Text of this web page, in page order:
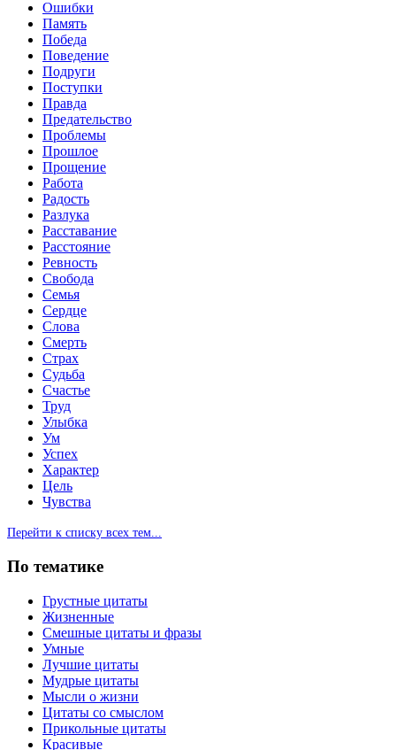
Ошибки
Память
Победа
Поведение
Подруги
Поступки
Правда
Предательство
Проблемы
Прошлое
Прощение
Работа
Радость
Разлука
Расставание
Расстояние
Ревность
Свобода
Семья
Сердце
Слова
Смерть
Страх
Судьба
Счастье
Труд
Улыбка
Ум
Успех
Характер
Цель
Чувства
Перейти к списку всех тем...
По тематике
Грустные цитаты
Жизненные
Смешные цитаты и фразы
Умные
Лучшие цитаты
Мудрые цитаты
Мысли о жизни
Цитаты со смыслом
Прикольные цитаты
Красивые